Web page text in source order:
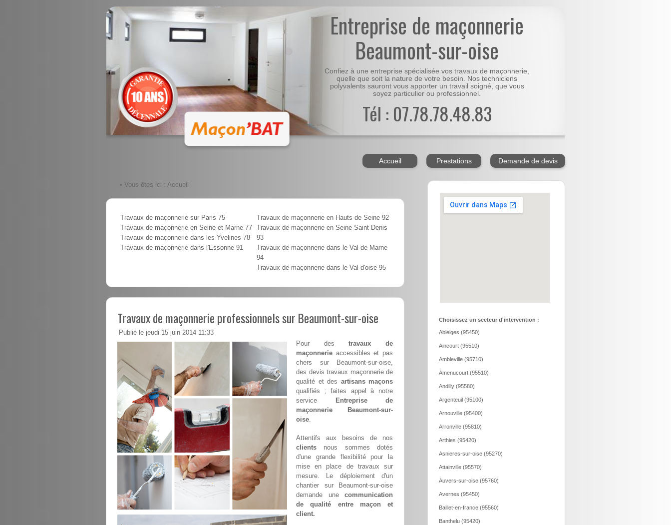
Entreprise de maçonnerie
Beaumont-sur-oise
Confiez à une entreprise spécialisée vos travaux de maçonnerie,
quelle que soit la nature de votre besoin. Nos techniciens
polyvalents sauront vous apporter un travail soigné, que vous
soyez particulier ou professionnel.
Tél : 07.78.78.48.83
Accueil Prestations Demande de devis
• Vous êtes ici : Accueil
Travaux de maçonnerie sur Paris 75
Travaux de maçonnerie en Seine et Marne 77
Travaux de maçonnerie dans les Yvelines 78
Travaux de maçonnerie dans l'Essonne 91
Travaux de maçonnerie en Hauts de Seine 92
Travaux de maçonnerie en Seine Saint Denis
93
Travaux de maçonnerie dans le Val de Marne
94
Travaux de maçonnerie dans le Val d'oise 95
Travaux de maçonnerie professionnels sur Beaumont-sur-oise
Publié le jeudi 15 juin 2014 11:33
Pour destravaux de
maçonnerie accessibles et pas
chers sur Beaumont-sur-oise,
des devis travaux maçonnerie de
qualité et des artisans maçons
qualifiés ; faites appel à notre
service
Entreprise de
maçonnerie Beaumont-sur-
oise.
Attentifs aux besoins de nos
clients nous sommes dotés
d'une grande flexibilité pour la
mise en place de travaux sur
mesure. Le déploiement d'un
chantier sur Beaumont-sur-oise
demande une communication
de qualité entre maçon et
client.
Choisissez un secteur d'intervention :
Ableiges (95450)
Aincourt (95510)
Ambleville (95710)
Amenucourt (95510)
Andilly (95580)
Argenteuil (95100)
Arnouville (95400)
Arronville (95810)
Arthies (95420)
Asnieres-sur-oise (95270)
Attainville (95570)
Auvers-sur-oise (95760)
Avernes (95450)
Baillet-en-france (95560)
Banthelu (95420)